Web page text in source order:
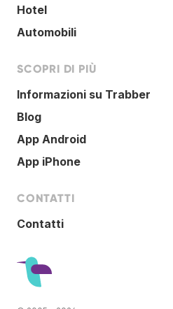
Hotel
Automobili
SCOPRI DI PIÙ
Informazioni su Trabber
Blog
App Android
App iPhone
CONTATTI
Contatti